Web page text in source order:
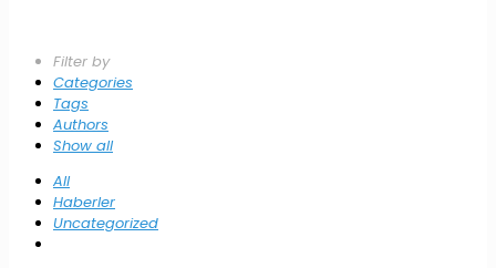
Filter by
Categories
Tags
Authors
Show all
All
Haberler
Uncategorized